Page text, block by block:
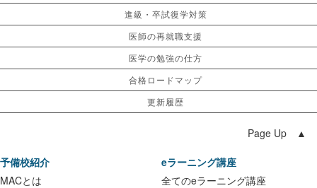
進級・卒試復学対策
医師の再就職支援
医学の勉強の仕方
合格ロードマップ
更新履歴
Page Up ▲
予備校紹介
MACとは
eラーニング講座
全てのeラーニング講座